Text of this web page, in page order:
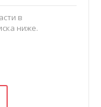
в
ниже.